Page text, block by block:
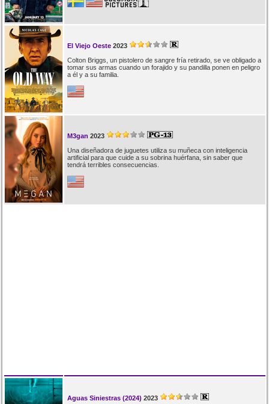
El Viejo Oeste 2023
Colton Briggs, un pistolero de sangre fría retirado, se ve obligado a
tomar sus armas cuando un forajido y su pandilla ponen en peligro
a él y a su familia.
M3gan 2023
Una diseñadora de juguetes utiliza su muñeca con inteligencia
artificial para que cuide a su sobrina huérfana, sin saber que
tendrá terribles consecuencias.
Aguas Siniestras (2024) 2023